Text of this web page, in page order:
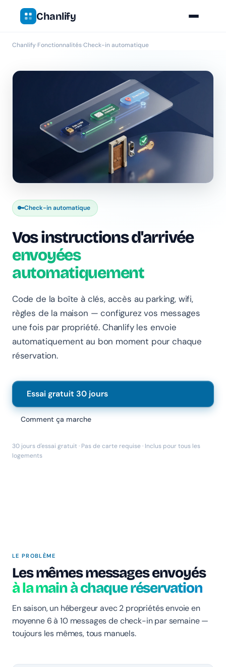
Chanlify
Chanlify›Fonctionnalités›Check-in automatique
🔑Check-in automatique
Vos instructions d'arrivée
envoyées
automatiquement
Code de la boîte à clés, accès au parking, wifi,
règles de la maison — configurez vos messages
une fois par propriété. Chanlify les envoie
automatiquement au bon moment pour chaque
réservation.
Essai gratuit 30 jours
Comment ça marche
30 jours d'essai gratuit · Pas de carte requise · Inclus pour tous les
logements
LE PROBLÈME
Les mêmes messages envoyés
à la main à chaque réservation
En saison, un hébergeur avec 2 propriétés envoie en
moyenne 6 à 10 messages de check-in par semaine —
toujours les mêmes, tous manuels.
En ligne · Online
Bonjour 👋 Je suis l'assistant Chanlify. Comment puis-
je vous aider ?